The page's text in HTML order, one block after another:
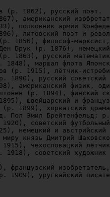
(р. 1862), русский поэт.
американский
полковник армии
литовский поэт и
1856), философ-
Брук (р. 1876),
1863), русский
1848), маршал флота
(р. 1915), лётчик-
1890), русский
американский физик,
(р. 1894), финский
швейцарский и
1899), хорватский
Пол Эмил Брейтенфельд;
советский
немецкий и
князь Дмитрий
чехословацкий
1918), советский
французский